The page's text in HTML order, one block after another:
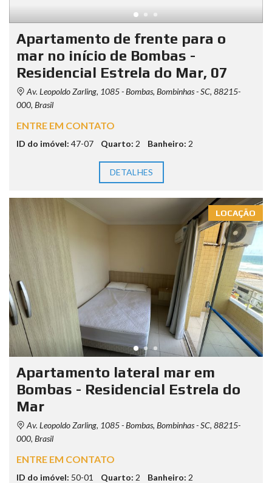
Apartamento de frente para o
mar no início de Bombas -
Residencial Estrela do Mar, 07
Av. Leopoldo Zarling, 1085 - Bombas, Bombinhas - SC, 88215-
000, Brasil
ENTRE EM CONTATO
ID do imóvel: 47-07 Quarto: 2 Banheiro: 2
DETALHES
LOCAÇÃO
Apartamento lateral mar em
Bombas - Residencial Estrela do
Mar
Av. Leopoldo Zarling, 1085 - Bombas, Bombinhas - SC, 88215-
000, Brasil
ENTRE EM CONTATO
ID do imóvel: 50-01 Quarto: 2 Banheiro: 2